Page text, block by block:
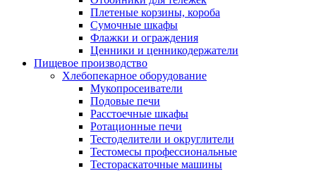
Плетеные корзины, короба
Сумочные шкафы
Флажки и ограждения
Ценники и ценникодержатели
Пищевое производство
Хлебопекарное оборудование
Мукопросеиватели
Подовые печи
Расстоечные шкафы
Ротационные печи
Тестоделители и округлители
Тестомесы профессиональные
Тестораскаточные машины